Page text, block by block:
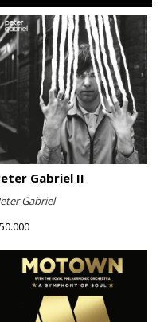
Gabriel II
Gabriel